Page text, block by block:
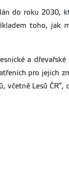
do roku 2030,
toho, jak
a dřevařské
pro jejich
včetně Lesů ČR“,